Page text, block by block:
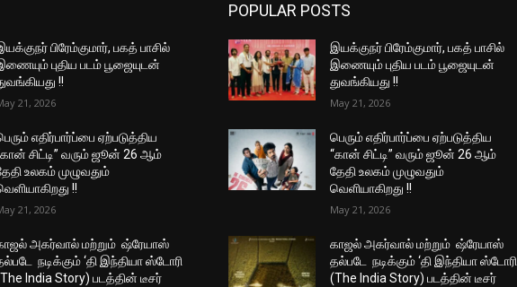
பிரேம்குமார், பகத் பாசில்
புதிய படம் பூஜையுடன்
!!
21, 2026
எதிர்பார்ப்பை ஏற்படுத்திய
சிட்டி” வரும் ஜூன் 26 ஆம்
உலகம் முழுவதும்
!!
21, 2026
அகர்வால் மற்றும் ஷ்ரேயாஸ்
நடிக்கும் ‘தி இந்தியா ஸ்டோரி
India Story) படத்தின் டீசர்
POPULAR POSTS
இயக்குநர் பிரேம்குமார், பகத் பாசில்
இணையும் புதிய படம் பூஜையுடன்
துவங்கியது !!
May 21, 2026
பெரும் எதிர்பார்ப்பை ஏற்படுத்திய
“கான் சிட்டி” வரும் ஜூன் 26 ஆம்
தேதி உலகம் முழுவதும்
வெளியாகிறது !!
May 21, 2026
காஜல் அகர்வால் மற்றும் ஷ்ரேயாஸ்
தல்படே நடிக்கும் ‘தி இந்தியா ஸ்டோரி
(The India Story) படத்தின் டீசர்